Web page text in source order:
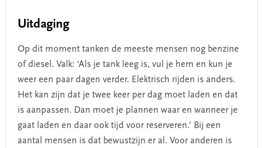
Uitdaging
Op dit moment tanken de meeste mensen nog benzine
of diesel. Valk: ‘Als je tank leeg is, vul je hem en kun je
weer een paar dagen verder. Elektrisch rijden is anders.
Het kan zijn dat je twee keer per dag moet laden en dat
is aanpassen. Dan moet je plannen waar en wanneer je
gaat laden en daar ook tijd voor reserveren.’ Bij een
aantal mensen is dat bewustzijn er al. Voor anderen is